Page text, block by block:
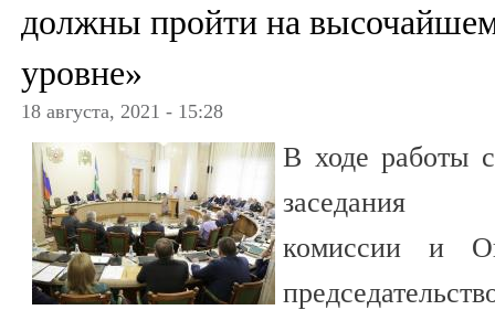
должны пройти на
уровне»
18 августа, 2021 - 15:28
В ходе работы
заседания
комиссии и